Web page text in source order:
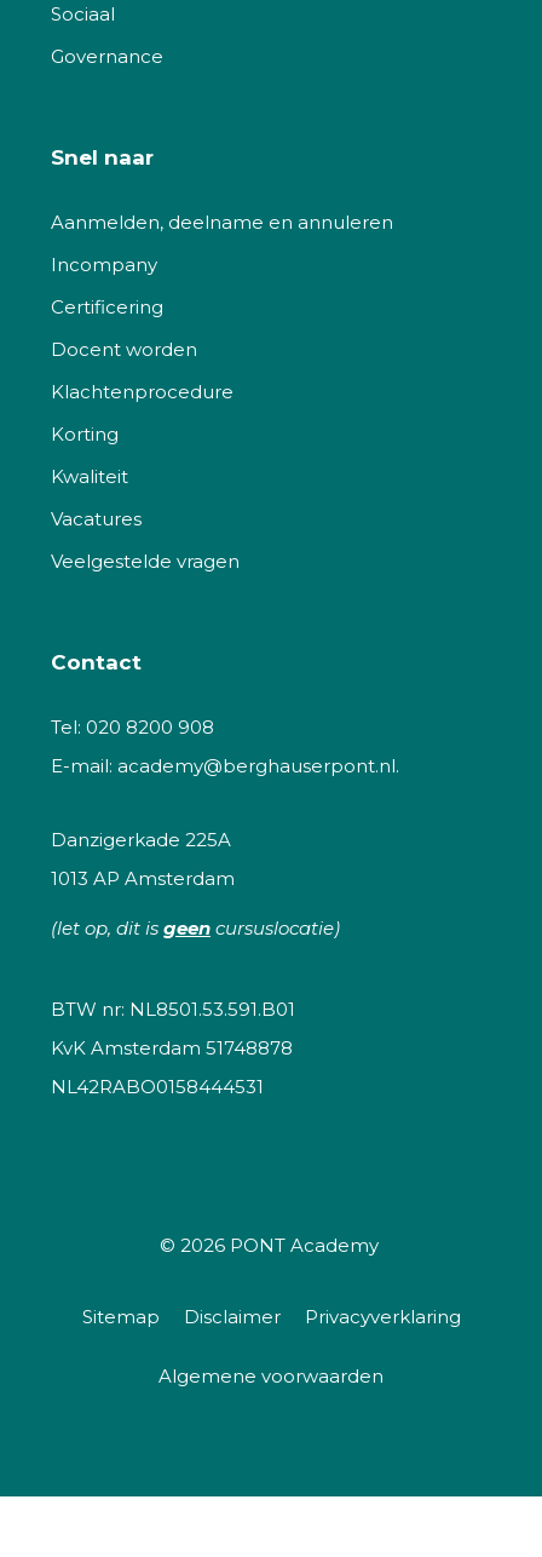
Sociaal
Governance
Snel naar
Aanmelden, deelname en annuleren
Incompany
Certificering
Docent worden
Klachtenprocedure
Korting
Kwaliteit
Vacatures
Veelgestelde vragen
Contact
Tel: 020 8200 908
E-mail: academy@berghauserpont.nl.
Danzigerkade 225A
1013 AP Amsterdam
(let op, dit is geen cursuslocatie)
BTW nr: NL8501.53.591.B01
KvK Amsterdam 51748878
NL42RABO0158444531
© 2026 PONT Academy
Sitemap Disclaimer Privacyverklaring
Algemene voorwaarden